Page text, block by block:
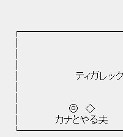
│ ／
│ ／
│ ティガレ
│
│
│ ◎ ◇
│ カナとや